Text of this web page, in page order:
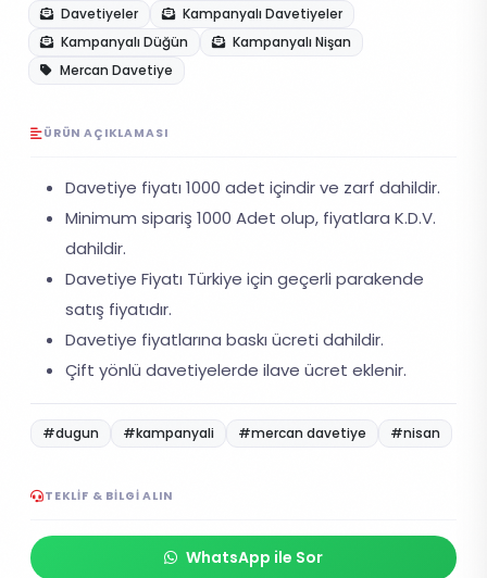
Davetiyeler
Kampanyalı Davetiyeler
Kampanyalı Düğün
Kampanyalı Nişan
Mercan Davetiye
ÜRÜN AÇIKLAMASI
Davetiye fiyatı 1000 adet içindir ve zarf dahildir.
Minimum sipariş 1000 Adet olup, fiyatlara K.D.V.
dahildir.
Davetiye Fiyatı Türkiye için geçerli parakende
satış fiyatıdır.
Davetiye fiyatlarına baskı ücreti dahildir.
Çift yönlü davetiyelerde ilave ücret eklenir.
#dugun #kampanyali #mercan davetiye #nisan
TEKLIF & BILGI ALIN
WhatsApp ile Sor